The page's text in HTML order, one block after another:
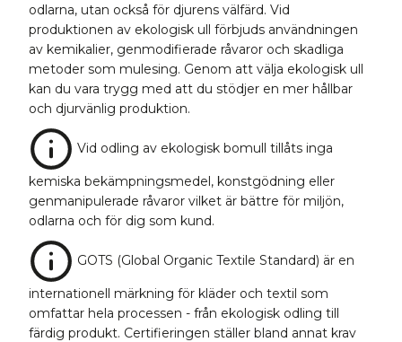
odlarna, utan också för djurens välfärd. Vid
produktionen av ekologisk ull förbjuds användningen
av kemikalier, genmodifierade råvaror och skadliga
metoder som mulesing. Genom att välja ekologisk ull
kan du vara trygg med att du stödjer en mer hållbar
och djurvänlig produktion.
Vid odling av ekologisk bomull tillåts inga
kemiska bekämpningsmedel, konstgödning eller
genmanipulerade råvaror vilket är bättre för miljön,
odlarna och för dig som kund.
GOTS (Global Organic Textile Standard) är en
internationell märkning för kläder och textil som
omfattar hela processen - från ekologisk odling till
färdig produkt. Certifieringen ställer bland annat krav